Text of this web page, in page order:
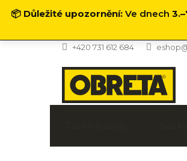
📦 Důležité upozornění: Ve dnech
Přejít
+420 731 612 684